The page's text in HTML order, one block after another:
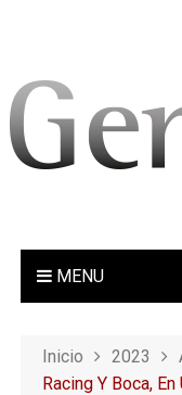
MENU
Inicio 2023
Racing Y Boca,